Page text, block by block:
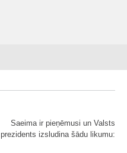
Saeima ir pieņēmusi un Valsts
prezidents izsludina šādu likumu: